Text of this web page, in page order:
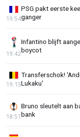
PSG pakt eerste
ganger
19:54
Infantino blijft
boycot
19:42
Transferschok!
Lukaku'
19:13
Bruno sleutelt aan
bank
18:51